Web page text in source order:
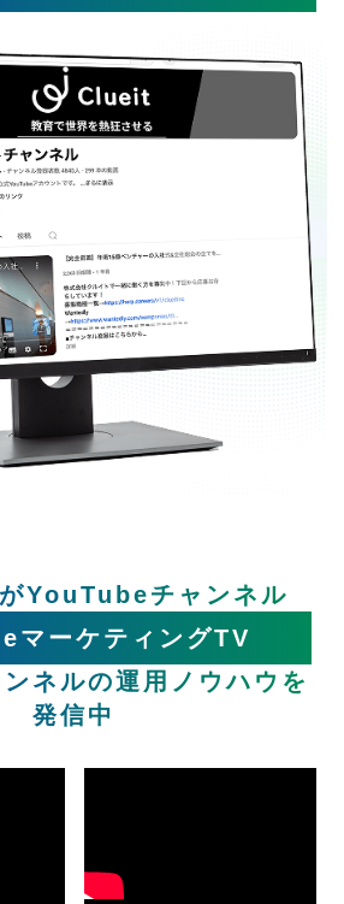
YouTubeチャンネル
マーケティングTV
ネルの運用ノウハウを
発信中